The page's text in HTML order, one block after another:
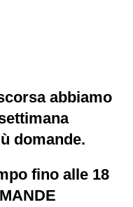
abbiamo
domande.
fino alle 18